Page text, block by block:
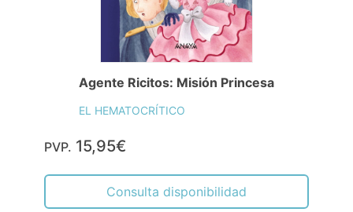
Agente Ricitos: Misión Princesa
EL HEMATOCRÍTICO
PVP. 15,95€
Consulta disponibilidad